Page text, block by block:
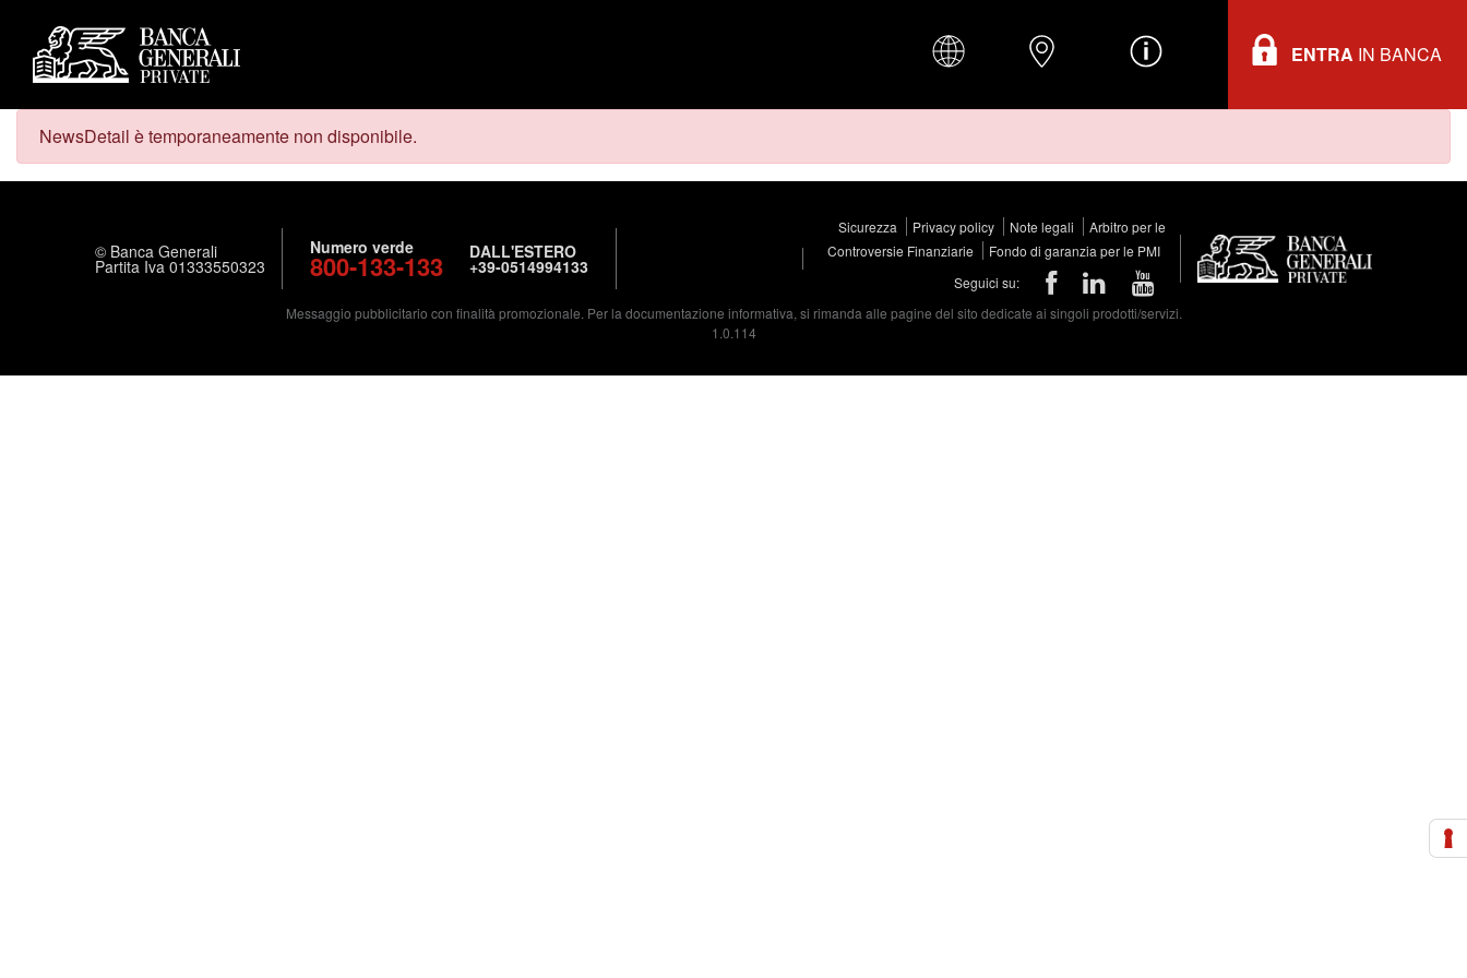
ENTRA IN BANCA
NewsDetail è temporaneamente non disponibile.
© Banca Generali
Partita Iva 01333550323
Numero verde
800-133-133 DALL'ESTERO
+39-0514994133
Sicurezza Privacy policy Note legali
Arbitro per le
Controversie Finanziarie
Fondo di garanzia per le PMI
Seguici su:
Messaggio pubblicitario con finalità promozionale. Per la documentazione informativa, si rimanda alle pagine del sito dedicate ai singoli prodotti/servizi.
1.0.114